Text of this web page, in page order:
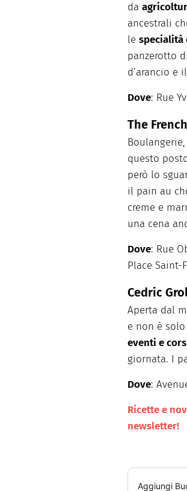
da
ancestrali
le specialità
panzerotto
d’arancio e
Dove: Rue
The
questo
però lo
il pain au
creme e
una cena
Dove: Rue
Place Saint-
Cedric
Aperta dal
e non è
eventi e
giornata. I
Dove:
Ricette e
newsletter!
Aggiungi